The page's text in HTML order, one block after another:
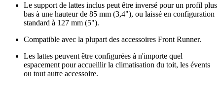
Le support de lattes inclus peut être inversé pour un profil plus
bas à une hauteur de 85 mm (3,4"), ou laissé en configuration
standard à 127 mm (5").
Compatible avec la plupart des accessoires Front Runner.
Les lattes peuvent être configurées à n'importe quel
espacement pour accueillir la climatisation du toit, les évents
ou tout autre accessoire.